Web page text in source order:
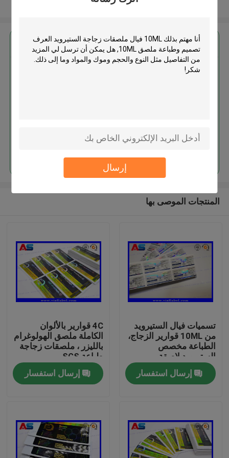
إرسال
منتجات
معلومات عنا
عرض المزيد
احصل على افضل سعر ل
المنتجات الموصى بها
تسميات فيال الستيرويد
من 10ML قوارير الزجاج،
الطباعة مخصص
الستيرويد لاصقة
إرسال استفسار
4C قوارير بالألوان
الكاملة ملصق الهولوغرام
بالليزر ، ملصقات زجاجة
طباعة SGS
إرسال استفسار